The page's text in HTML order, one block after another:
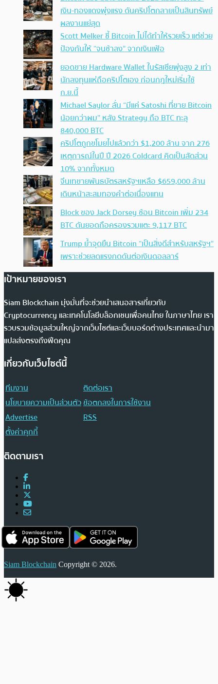
เงิน-ทองแดงพุ่งแรง ดันคริปโตกลายเป็นสินทรัพย์
ผลงานแย่สุด
Scott Melker ชี้ Bitcoin ไม่ได้ทำให้รวยเร็ว แต่ช่วย
ป้องกันให้ “จนช้าลง” จากเงินเฟ้อ
ยอดขาย Hardware Wallet ในรัสเซียพุ่งสูง 2 เท่า
นักลงทุนแห่ถือคริปโตเอง ก่อนกฎใหม่เริ่มใช้
ก.ย.นี้
Michael Saylor ลั่น “มีแค่ Satoshi ที่ขาย Bitcoin
น้อยกว่าผม” หลัง Strategy ถือ BTC ทะลุ
840,000 BTC
คริปโตถูกขโมยไปแล้วกว่า $1,200 ล้าน จาก 276
เหตุการณ์ในปี ปี 2026 Coldcard คิดเป็นสัดส่วน
10% จากทั้งหมด
จีนเทขายพันธบัตรสหรัฐฯเหลือ $659,000 ล้าน
เดินหน้าสะสมทองคำต่อเนื่องแทน
Block ของ Jack Dorsey ช้อน Bitcoin เพิ่ม 234
BTC ดันยอดถือครองรวมแตะ 9,117 BTC
Trump ย้ำจุดยืน Bitcoin “เป็นสิ่งดีสำหรับสหรัฐฯ”
เพราะช่วยลดแรงกดดันต่อเงินดอลลาร์
เป้าหมายของเรา
Siam Blockchain มุ่งมั่นที่จะช่วยนำเสนอสารเกี่ยวกับ
Cryptocurrency และเทคโนโลยีบล็อกเชนเพื่อคนไทย ในภาษาไทย เรา
รวบรวมข้อมูลส่วนใหญ่จากเว็บไซต์และเว็บบอร์ดต่างประเทศและนำมา
แปลส่งตรงถึงฟีดคุณ
เกี่ยวกับเว็บไซต์นี้
ทีมงาน
ติดต่อเรา
นโยบายความเป็นส่วนตัวข้อตกลงในการใช้งาน
Advertise
RSS
ตั้งค่าคุกกี้
ติดตามเรา
Siam Blockchain Copyright © 2026.